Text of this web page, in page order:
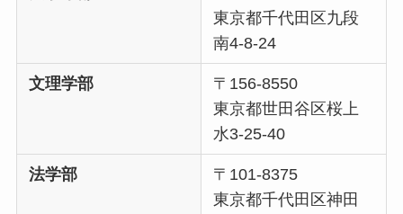
東京都千代田区九段
南4-8-24
文理学部
〒156-8550
東京都世田谷区桜上
水3-25-40
法学部
〒101-8375
東京都千代田区神田